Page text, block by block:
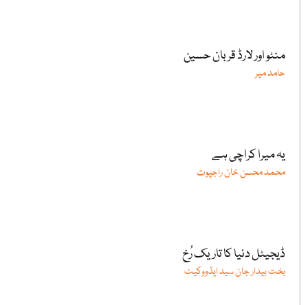
منٹو اور لارڈ قربان حسین
حامد میر
یہ میرا کراچی ہے
محمد محسن خان راجپوت
ڈیجیٹل دنیا کا تاریک رُخ
بخت بیدار جان سید ایڈووکیٹ